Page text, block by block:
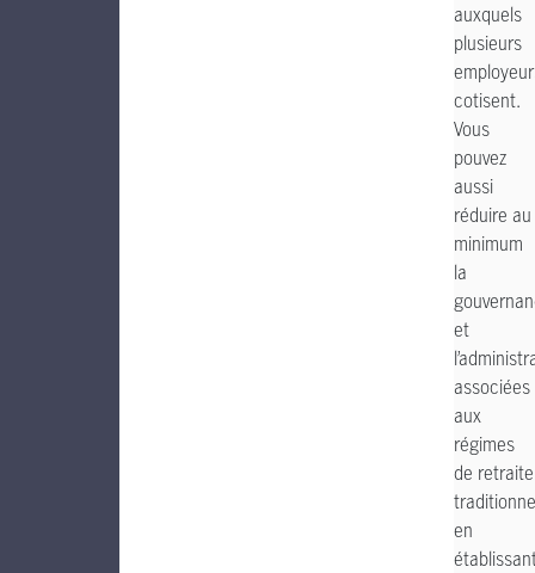
auxquels
plusieurs
cotisent.
Vous
pouvez
aussi
réduire au
minimum
la
et
associées
aux
régimes
de retraite
en